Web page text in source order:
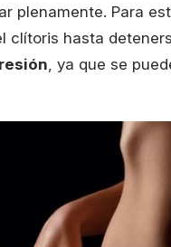
plenamente. Para
clítoris hasta
, ya que se